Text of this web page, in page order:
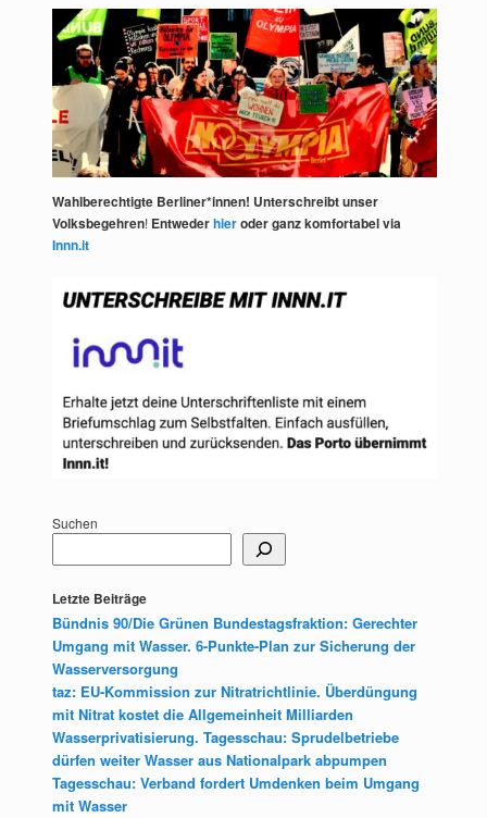
Wahlberechtigte Berliner*innen! Unterschreibt unser
Volksbegehren! Entwederhieroder ganz komfortabel via
Innn.it
Suchen
Letzte Beiträge
Bündnis 90/Die Grünen Bundestagsfraktion: Gerechter
Umgang mit Wasser. 6-Punkte-Plan zur Sicherung der
Wasserversorgung
taz: EU-Kommission zur Nitratrichtlinie. Überdüngung
mit Nitrat kostet die Allgemeinheit Milliarden
Wasserprivatisierung. Tagesschau: Sprudelbetriebe
dürfen weiter Wasser aus Nationalpark abpumpen
Tagesschau: Verband fordert Umdenken beim Umgang
mit Wasser